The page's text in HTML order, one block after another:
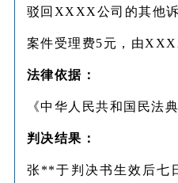
驳回XXXX公司的其他诉
案件受理费5元，由
法律依据：
《中华人民共和国民法
判决结果：
张**于判决书生效后七